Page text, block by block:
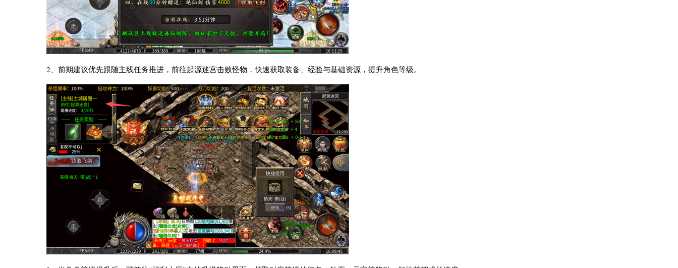
2、前期建议优先跟随主线任务推进，前往起源迷宫击败怪物，快速获取装备、经验与基础资源，提升角色等级。